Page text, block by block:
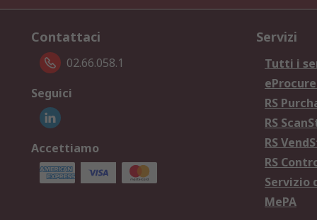
Contattaci
02.66.058.1
Seguici
Accettiamo
Servizi
Tutti i
RS
RS
RS
RS
Servizio
MePA